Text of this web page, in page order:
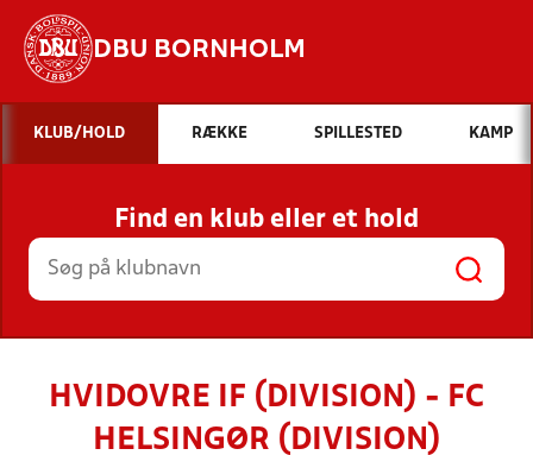
DBU BORNHOLM
Hvad vil du søge efter?
INDHOLD OG NYHEDER
STILLINGER, RESULTATER, KLUBBER OG
HOLD
KLUB/HOLD RÆKKE SPILLESTED KAMP
Find en klub eller et hold
HVIDOVRE IF (DIVISION) - FC
HELSINGØR (DIVISION)